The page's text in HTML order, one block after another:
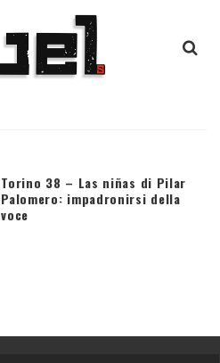
Torino 38 – Las niñas di Pilar
Palomero: impadronirsi della
voce